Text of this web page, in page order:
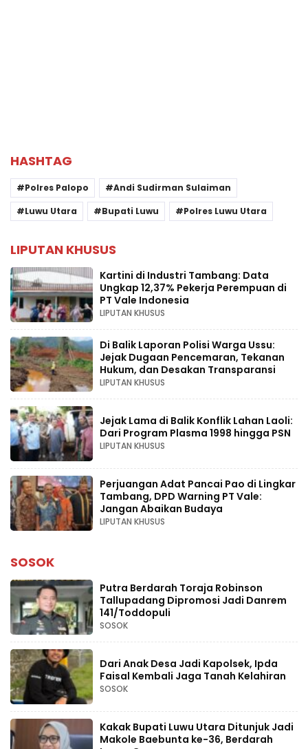
HASHTAG
Polres Palopo
Andi Sudirman Sulaiman
Luwu Utara
Bupati Luwu Polres Luwu Utara
LIPUTAN KHUSUS
Kartini di Industri Tambang: Data
Ungkap 12,37% Pekerja Perempuan di
PT Vale Indonesia
LIPUTAN KHUSUS
Di Balik Laporan Polisi Warga Ussu:
Jejak Dugaan Pencemaran, Tekanan
Hukum, dan Desakan Transparansi
LIPUTAN KHUSUS
Jejak Lama di Balik Konflik Lahan Laoli:
Dari Program Plasma 1998 hingga PSN
LIPUTAN KHUSUS
Perjuangan Adat Pancai Pao di Lingkar
Tambang, DPD Warning PT Vale:
Jangan Abaikan Budaya
LIPUTAN KHUSUS
SOSOK
Putra Berdarah Toraja Robinson
Tallupadang Dipromosi Jadi Danrem
141/Toddopuli
SOSOK
Dari Anak Desa Jadi Kapolsek, Ipda
Faisal Kembali Jaga Tanah Kelahiran
SOSOK
Kakak Bupati Luwu Utara Ditunjuk Jadi
Makole Baebunta ke-36, Berdarah